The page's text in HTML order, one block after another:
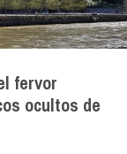
fervor
ocultos de